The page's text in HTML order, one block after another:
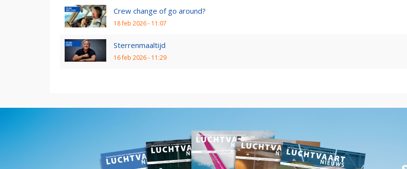
Crew change of go around?
18 feb 2026 - 11:07
Sterrenmaaltijd
16 feb 2026 - 11:29